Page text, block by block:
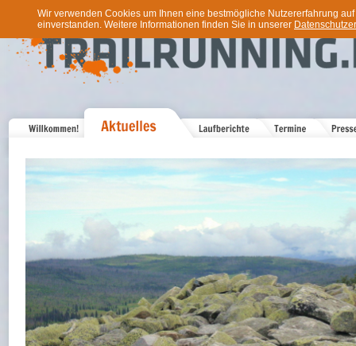
Wir verwenden Cookies um Ihnen eine bestmögliche Nutzererfahrung
einverstanden. Weitere Informationen finden Sie in unserer